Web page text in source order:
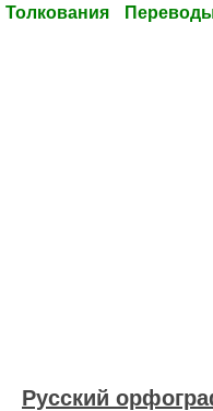
Толкования
Русский